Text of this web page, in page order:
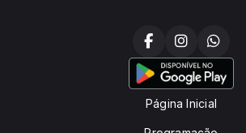
Página Inicial